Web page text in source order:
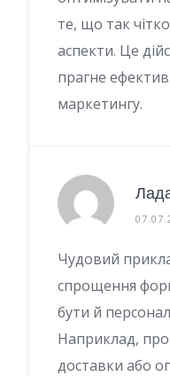
те, що так
аспекти. Це
прагне
маркетингу.
Чудовий
спрощення
бути й
Наприклад,
доставки або